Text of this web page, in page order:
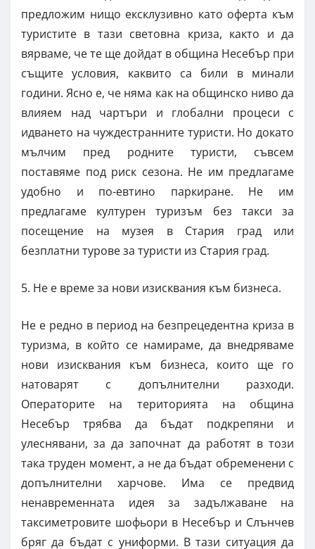
предложим нищо ексклузивно като оферта към
туристите в тази световна криза, както и да
вярваме, че те ще дойдат в община Несебър при
същите условия, каквито са били в минали
години. Ясно е, че няма как на общинско ниво да
влияем над чартъри и глобални процеси с
идването на чуждестранните туристи. Но докато
мълчим пред родните туристи, съвсем
поставяме под риск сезона. Не им предлагаме
удобно и по-евтино паркиране. Не им
предлагаме културен туризъм без такси за
посещение на музея в Стария град или
безплатни турове за туристи из Стария град.
5. Не е време за нови изисквания към бизнеса.
Не е редно в период на безпрецедентна криза в
туризма, в който се намираме, да внедряваме
нови изисквания към бизнеса, които ще го
натоварят с допълнителни разходи.
Операторите на територията на община
Несебър трябва да бъдат подкрепяни и
улеснявани, за да започнат да работят в този
така труден момент, а не да бъдат обременени с
допълнителни харчове. Има се предвид
ненавременната идея за задължаване на
таксиметровите шофьори в Несебър и Слънчев
бряг да бъдат с униформи. В тази ситуация да